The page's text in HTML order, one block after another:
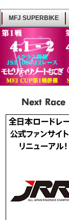
MFJ
JAPAN
Fan-Site
MFJ SUPERBIKE
Next Race